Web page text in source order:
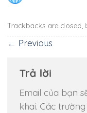
Trackbacks are closed,
← Previous
Trả lời
Email của bạn
khai. Các